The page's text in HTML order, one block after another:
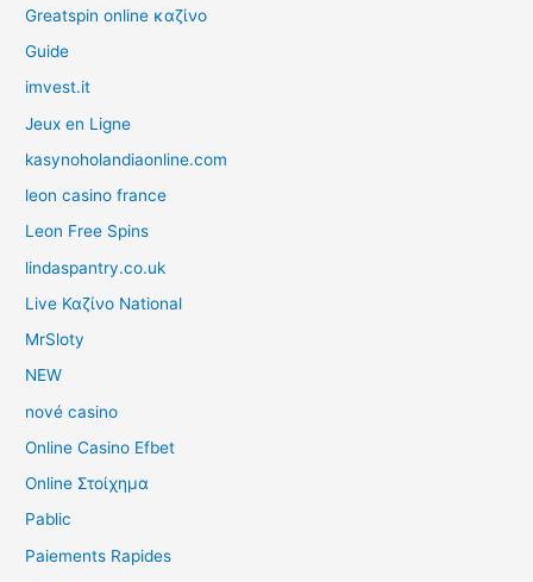
Greatspin online καζίνο
Guide
imvest.it
Jeux en Ligne
kasynoholandiaonline.com
leon casino france
Leon Free Spins
lindaspantry.co.uk
Live Καζίνο National
MrSloty
NEW
nové casino
Online Casino Efbet
Online Στοίχημα
Pablic
Paiements Rapides